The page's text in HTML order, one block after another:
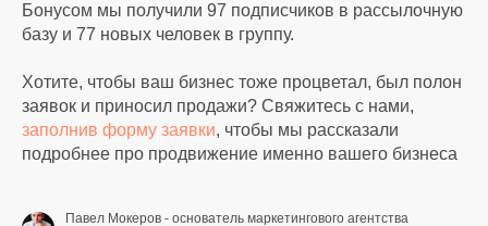
Бонусом мы получили 97 подписчиков в рассылочную
базу и 77 новых человек в группу.
Хотите, чтобы ваш бизнес тоже процветал, был полон
заявок и приносил продажи? Свяжитесь с нами,
заполнив форму заявки, чтобы мы рассказали
подробнее про продвижение именно вашего бизнеса
Павел Мокеров - основатель маркетингового агентства